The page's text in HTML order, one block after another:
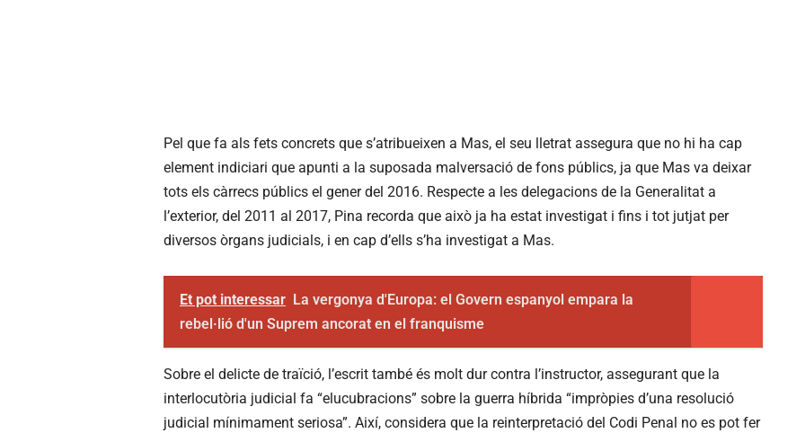
Pel que fa als fets concrets que s’atribueixen a Mas, el seu lletrat assegura que no hi ha cap
element indiciari que apunti a la suposada malversació de fons públics, ja que Mas va deixar
tots els càrrecs públics el gener del 2016. Respecte a les delegacions de la Generalitat a
l’exterior, del 2011 al 2017, Pina recorda que això ja ha estat investigat i fins i tot jutjat per
diversos òrgans judicials, i en cap d’ells s’ha investigat a Mas.
Et pot interessar La vergonya d'Europa: el Govern espanyol empara la
rebel·lió d'un Suprem ancorat en el franquisme
Sobre el delicte de traïció, l’escrit també és molt dur contra l’instructor, assegurant que la
interlocutòria judicial fa “elucubracions” sobre la guerra híbrida “impròpies d’una resolució
judicial mínimament seriosa”. Així, considera que la reinterpretació del Codi Penal no es pot fer